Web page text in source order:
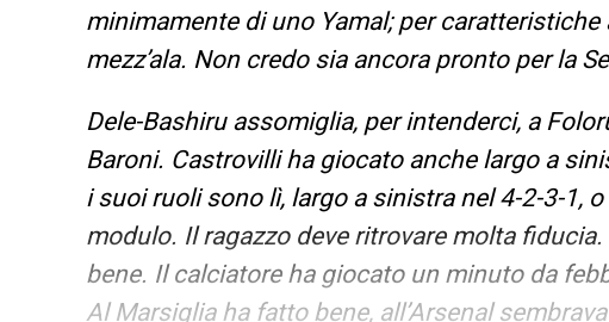
minimamente di uno Yamal; per
mezz’ala. Non credo sia ancora pronto per la
Dele-Bashiru assomiglia, per intenderci, a
Baroni. Castrovilli ha giocato anche largo a
i suoi ruoli sono lì, largo a sinistra nel 4-2-3-1,
modulo. Il ragazzo deve ritrovare molta
bene. Il calciatore ha giocato un minuto da
Al Marsiglia ha fatto bene, all’Arsenal